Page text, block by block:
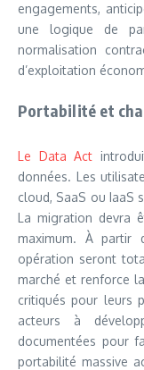
engagements,
une logique de
normalisation
d’exploitation
Portabilité et
Le Data Act
données. Les
cloud, SaaS ou IaaS
La migration devra
maximum. À partir
opération seront
marché et renforce
critiqués pour leurs
acteurs à
documentées pour
portabilité massive